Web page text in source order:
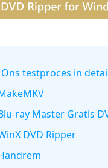
Ons testproces in
ray Master Gratis
DVD Ripper